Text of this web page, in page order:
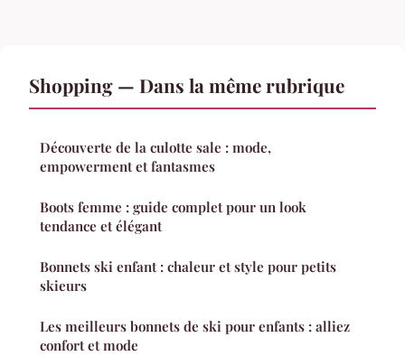
Shopping — Dans la même rubrique
Découverte de la culotte sale : mode,
empowerment et fantasmes
Boots femme : guide complet pour un look
tendance et élégant
Bonnets ski enfant : chaleur et style pour petits
skieurs
Les meilleurs bonnets de ski pour enfants : alliez
confort et mode